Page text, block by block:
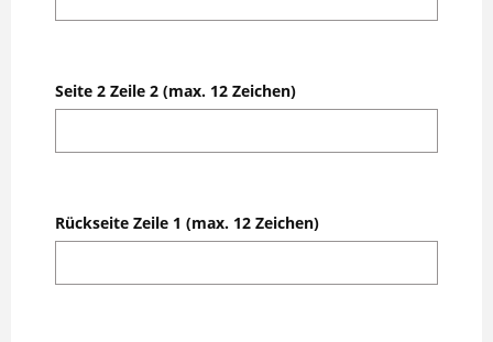
Seite 2 Zeile 2 (max. 12 Zeichen)
Rückseite Zeile 1 (max. 12 Zeichen)